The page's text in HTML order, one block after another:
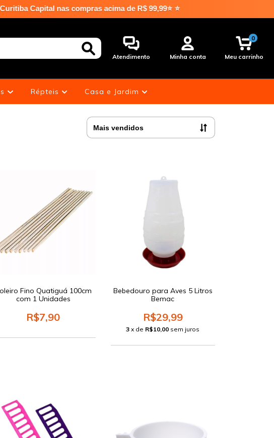
acima de R$ 99,99⭐ ⭐
Atendimento Minha conta Meu carrinho
0
Répteis Casa e Jardim
Fino Quatiguá 100cm
com 1 Unidades
R$7,90
Bebedouro para Aves 5 Litros
Bemac
R$29,99
3 x de R$10,00 sem juros